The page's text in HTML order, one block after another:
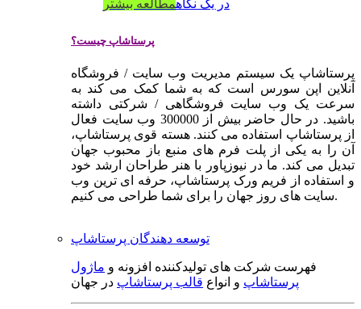
در یک نگاهمطالعه بیشتر
پرستاشاپ چیست؟
پرستاشاپ یک سیستم مدیریت وب سایت / فروشگاه
آنلاین اپن سورس است که به شما کمک می کند به
سرعت یک وب سایت فروشگاهی / شرکتی داشته
باشید. در حال حاضر بیش از 300000 وب سایت فعال
از پرستاشاپ استفاده می کنند. هسته قوی پرستاشاپ،
آن را به یکی از پلت فرم های منبع باز محبوب جهان
تبدیل می کند. ما در نیوزپاور با هنر طراحان ارشد خود
و استفاده از فریم ورک پرستاشاپ، حرفه ای ترین وب
سایت های روز جهان را برای شما طراحی می کنیم.
توسعه دهندگان پرستاشاپ
فهرست شرکت های تولیدکننده افزونه و ماژول
پرستاشاپ و انواع قالب پرستاشاپ در جهان